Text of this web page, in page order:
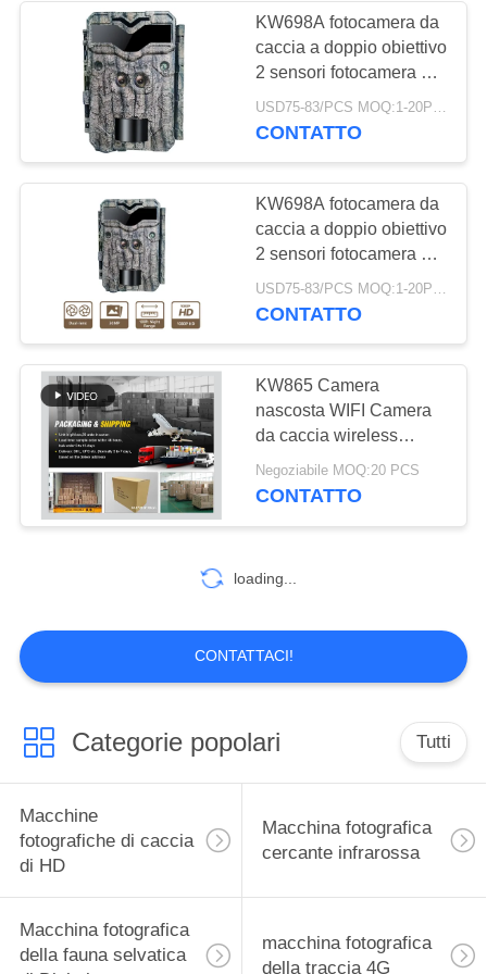
Cercare gli
accessori della
macchina
fotografica
28
Macchina
fotografica cellulare
del gioco
22
Macchina
giardino della fauna
14
Macchina
fotografica della
traccia di GPS
27
KW698A fotocamera da
caccia a doppio obiettivo
2 sensori fotocamera da
esplorazione 4K fino a
512GB fotocamera da
CONTATTO
KW698A fotocamera da
caccia a doppio obiettivo
2 sensori fotocamera da
esplorazione 4K
videocamera da gioco
USD75-83/PCS MOQ:1-20PCS
CONTATTO
KW865 Camera
nascosta WIFI Camera
da caccia wireless
all'aperto IP67 20MP
Camera da traccia che
Negoziabile MOQ:20 PCS
CONTATTO
loading...
CONTATTACI!
Categorie popolari Tutti
Macchine
fotografiche di caccia
di HD
Macchina fotografica
cercante infrarossa
Macchina fotografica
della fauna selvatica
macchina fotografica
della traccia 4G